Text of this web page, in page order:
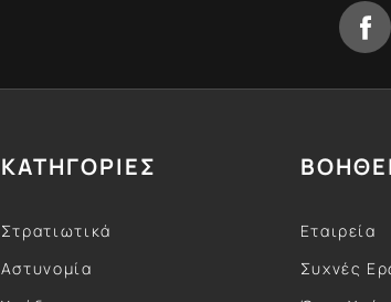
ΚΑΤΗΓΟΡΙΕΣ
Στρατιωτικά
Αστυνομία
Εταιρεία
Συχνές